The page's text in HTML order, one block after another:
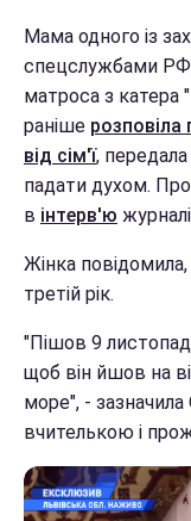
Мама одного із
спецслужбами РФ
матроса з катера
раніше розповіла
від сім'ї,
падати духом. Про
в інтерв'ю
Жінка
третій рік.
"Пішов 9
щоб він йшов на
море", -
вчителькою і